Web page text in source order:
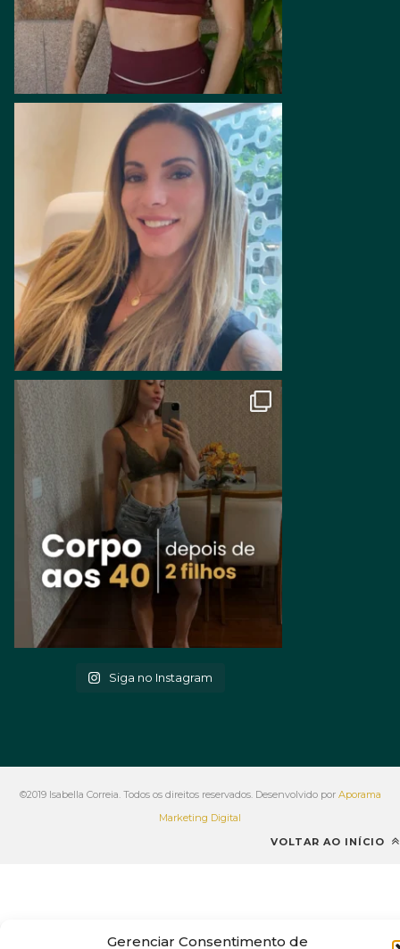
Gerenciar Consentimento de
Siga no Instagram
©2019 Isabella Correia. Todos os direitos reservados. Desenvolvido por Aporama
Marketing Digital
VOLTAR AO INÍCIO